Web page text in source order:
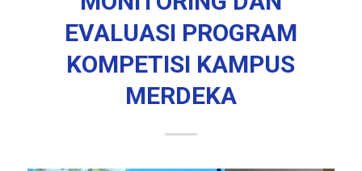
EVALUASI PROGRAM
KOMPETISI KAMPUS
MERDEKA